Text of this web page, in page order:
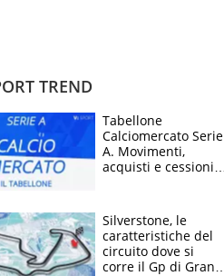
TREND
Tabellone
Calciomercato Serie
A. Movimenti,
acquisti e cessioni:
Silverstone, le
caratteristiche del
circuito dove si
corre il Gp di Gran